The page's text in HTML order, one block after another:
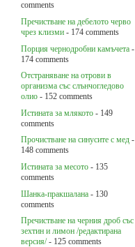
comments
Пречистване на дебелото черво
чрез клизми - 174 comments
Порция чернодробни камъчета -
174 comments
Oтстраняване на отрови в
организма със слънчогледово
олио - 152 comments
Истината за млякото - 149
comments
Прочистване на синусите с мед -
148 comments
Истината за месото - 135
comments
Шанка-пракшалана - 130
comments
Пречистване на черния дроб със
зехтин и лимон /редактирана
версия/ - 125 comments